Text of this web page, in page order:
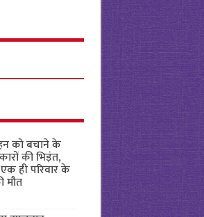
को बचाने के
की भिड़ंत,
ही परिवार के
मौत